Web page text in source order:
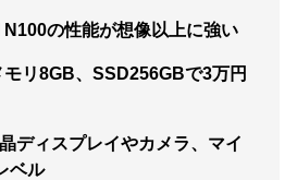
の性能が想像以上に強い
モリ8GB、SSD256GBで3万円
ディスプレイやカメラ、マイ
ベル